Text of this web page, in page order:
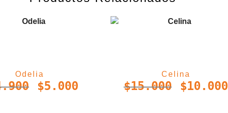
Odelia
$5.000
Celina
$15.000 $10.000